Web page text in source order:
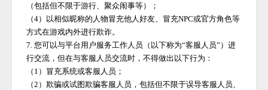
（包括但不限于游行、聚众闹事等）；
（4）以相似昵称的人物冒充他人好友、冒充NPC或官方角色等
方式在游戏内外进行欺诈。
7. 您可以与平台用户服务工作人员（以下称为“客服人员”）进
行交流，但在与客服人员交流时，不得做出以下行为：
（ 1）冒充系统或客服人员；
（2）欺骗或试图欺骗客服人员，包括但不限于误导客服人员、